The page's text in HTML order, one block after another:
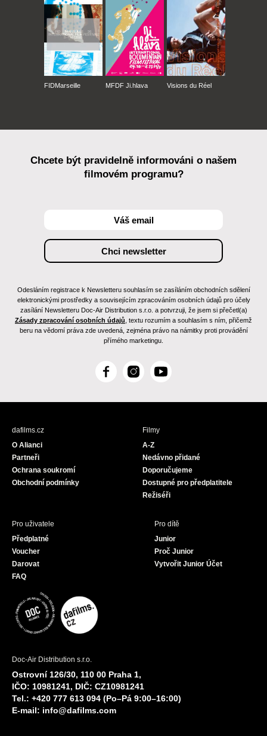
FIDMarseille MFDF Ji.hlava Visions du Réel
Chcete být pravidelně informováni o našem
filmovém programu?
Odesláním registrace k Newsletteru souhlasím se zasíláním obchodních sdělení
elektronickými prostředky a souvisejícím zpracováním osobních údajů pro účely
zasílání Newsletteru Doc-Air Distribution s.r.o. a potvrzuji, že jsem si přečetl(a)
Zásady zpracování osobních údajů , textu rozumím a souhlasím s ním, přičemž
beru na vědomí práva zde uvedená, zejména právo na námitky proti provádění
přímého marketingu.
F
c
I
s
Y
u
dafilms.cz
O Alianci
Partneři
Ochrana soukromí
Obchodní podmínky
Filmy
A-Z
Nedávno přidané
Doporučujeme
Dostupné pro předplatitele
Režiséři
Pro uživatele
Předplatné
Voucher
Darovat
FAQ
Pro dítě
Junior
Proč Junior
Vytvořit Junior Účet
Doc-Air Distribution s.r.o.
Ostrovní 126/30, 110 00 Praha 1,
IČO: 10981241, DIČ: CZ10981241
Tel.: +420 777 613 094 (Po–Pá 9:00–16:00)
E-mail: info@dafilms.com